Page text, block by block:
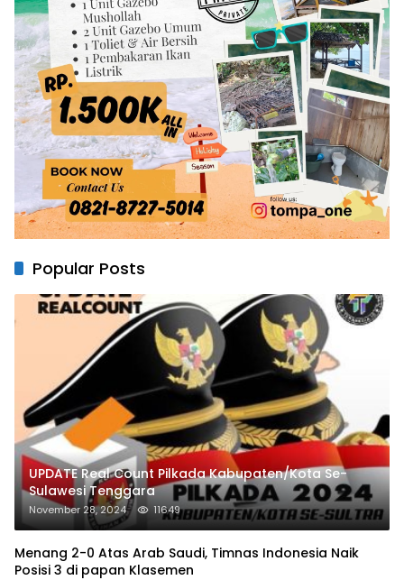
Popular Posts
UPDATE Real Count Pilkada Kabupaten/Kota Se-
Sulawesi Tenggara
November 28, 2024 11649
Menang 2-0 Atas Arab Saudi, Timnas Indonesia Naik
Posisi 3 di papan Klasemen